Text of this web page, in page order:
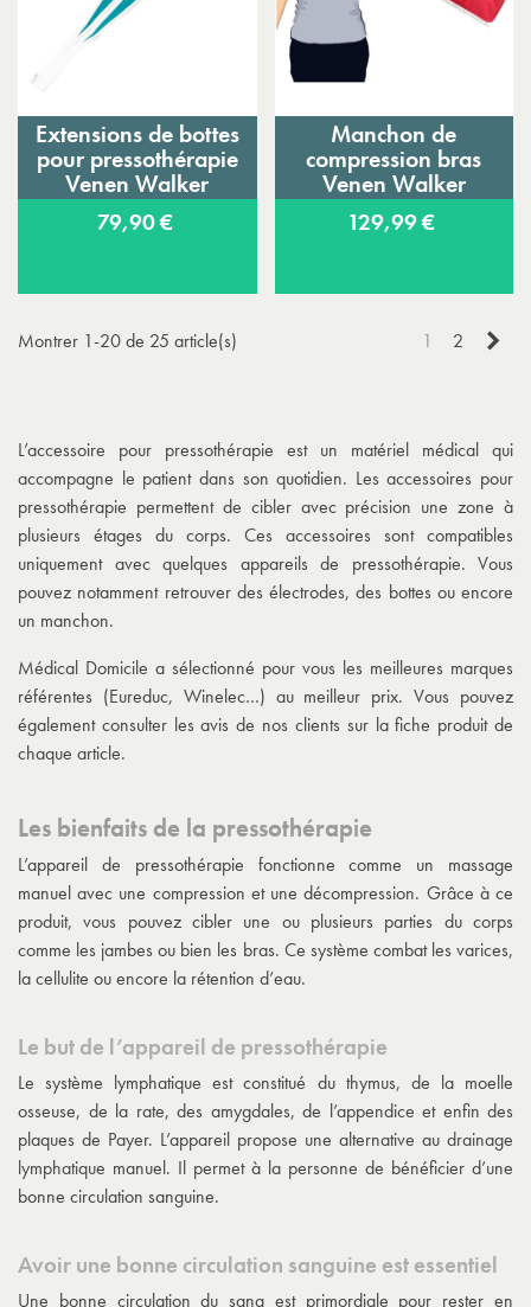
Extensions de bottes
pour pressothérapie
Venen Walker
79,90 €
Manchon de
compression bras
Venen Walker
129,99 €
Montrer 1-20 de 25 article(s) 1 2
L’accessoire pour pressothérapie est un matériel médical qui
accompagne le patient dans son quotidien. Les accessoires pour
pressothérapie permettent de cibler avec précision une zone à
plusieurs étages du corps. Ces accessoires sont compatibles
uniquement avec quelques appareils de pressothérapie. Vous
pouvez notamment retrouver des électrodes, des bottes ou encore
un manchon.
Médical Domicile a sélectionné pour vous les meilleures marques
référentes (Eureduc, Winelec…) au meilleur prix. Vous pouvez
également consulter les avis de nos clients sur la fiche produit de
chaque article.
Les bienfaits de la pressothérapie
L’appareil de pressothérapie fonctionne comme un massage
manuel avec une compression et une décompression. Grâce à ce
produit, vous pouvez cibler une ou plusieurs parties du corps
comme les jambes ou bien les bras. Ce système combat les varices,
la cellulite ou encore la rétention d’eau.
Le but de l’appareil de pressothérapie
Le système lymphatique est constitué du thymus, de la moelle
osseuse, de la rate, des amygdales, de l’appendice et enfin des
plaques de Payer. L’appareil propose une alternative au drainage
lymphatique manuel. Il permet à la personne de bénéficier d’une
bonne circulation sanguine.
Avoir une bonne circulation sanguine est essentiel
Une bonne circulation du sang est primordiale pour rester en